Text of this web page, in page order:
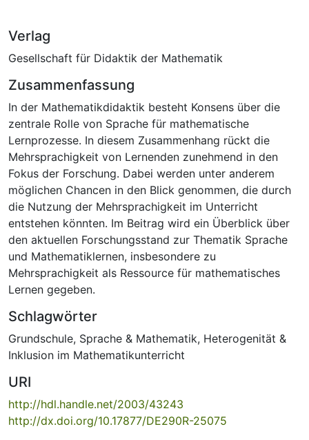
Verlag
Gesellschaft für Didaktik der Mathematik
Zusammenfassung
In der Mathematikdidaktik besteht Konsens über die
zentrale Rolle von Sprache für mathematische
Lernprozesse. In diesem Zusammenhang rückt die
Mehrsprachigkeit von Lernenden zunehmend in den
Fokus der Forschung. Dabei werden unter anderem
möglichen Chancen in den Blick genommen, die durch
die Nutzung der Mehrsprachigkeit im Unterricht
entstehen könnten. Im Beitrag wird ein Überblick über
den aktuellen Forschungsstand zur Thematik Sprache
und Mathematiklernen, insbesondere zu
Mehrsprachigkeit als Ressource für mathematisches
Lernen gegeben.
Schlagwörter
Grundschule, Sprache & Mathematik, Heterogenität &
Inklusion im Mathematikunterricht
URI
http://hdl.handle.net/2003/43243
http://dx.doi.org/10.17877/DE290R-25075